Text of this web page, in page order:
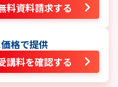
料資料請求する
格で提供
講料を確認する